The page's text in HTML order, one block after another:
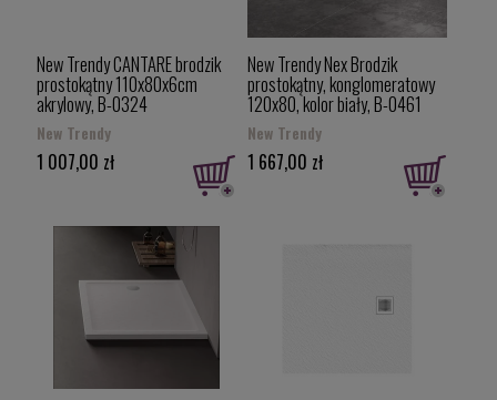
New Trendy CANTARE brodzik
prostokątny 110x80x6cm
akrylowy, B-0324
New Trendy
1 007,00 zł
New Trendy Nex Brodzik
prostokątny, konglomeratowy
120x80, kolor biały, B-0461
New Trendy
1 667,00 zł